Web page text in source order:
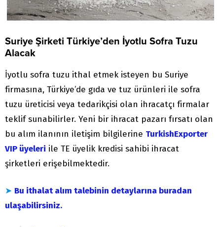
Suriye Şirketi Türkiye’den İyotlu Sofra Tuzu
Alacak
İyotlu sofra tuzu ithal etmek isteyen bu Suriye
firmasına, Türkiye’de gıda ve tuz ürünleri ile sofra
tuzu üreticisi veya tedarikçisi olan ihracatçı firmalar
teklif sunabilirler. Yeni bir ihracat pazarı fırsatı olan
bu alım ilanının iletişim bilgilerine TurkishExporter
VIP üyeleri ile TE üyelik kredisi sahibi ihracat
şirketleri erişebilmektedir.
➤ Bu ithalat alım talebinin detaylarına buradan
ulaşabilirsiniz.